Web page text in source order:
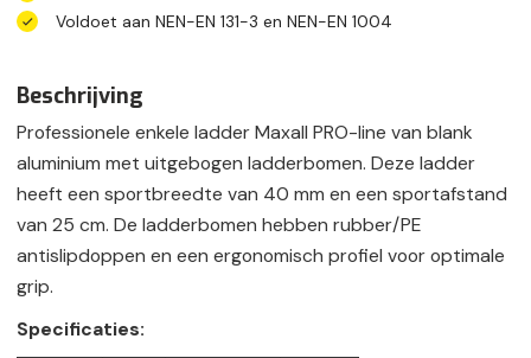
Voldoet aan NEN-EN 131-3 en NEN-EN 1004
Beschrijving
Professionele enkele ladder Maxall PRO-line van blank
aluminium met uitgebogen ladderbomen. Deze ladder
heeft een sportbreedte van 40 mm en een sportafstand
van 25 cm. De ladderbomen hebben rubber/PE
antislipdoppen en een ergonomisch profiel voor optimale
grip.
Specificaties: